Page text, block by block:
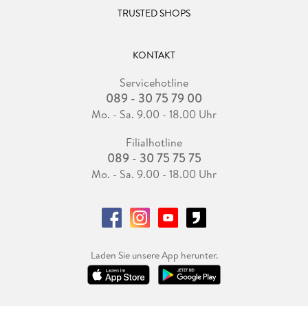
TRUSTED SHOPS
KONTAKT
Servicehotline
089 - 30 75 79 00
Mo. - Sa. 9.00 - 18.00 Uhr
Filialhotline
089 - 30 75 75 75
Mo. - Sa. 9.00 - 18.00 Uhr
Laden Sie unsere App herunter.